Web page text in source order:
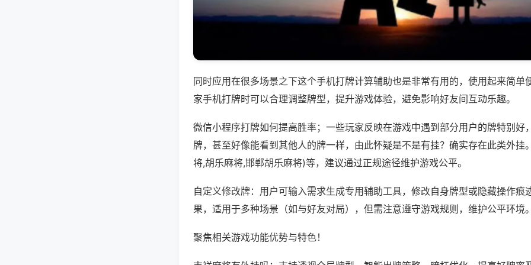
同时应用在很多场景之下这个手机打牌计算辅助也是非常有用的，使用起来简单
家手机打牌时可以合理调整牌型，提升游戏体验，避免影响好友间互动乐趣。
微信小程序打牌如何提高胜率；一些玩家反映在游戏中遇到部分用户的牌特别好
牌，甚至好像能看到其他人的牌一样，由此怀疑是不是有挂？确实存在此类外挂
将,胡乐麻将,邯郸胡乐麻将)等，建议通过正规途径维护游戏公平。
自定义修改牌：用户可输入需求生成专用辅助工具，修改自身牌型或隐藏操作痕
果，适用于多种场景（如与好友对局），但需注意遵守游戏规则，维护公平环境
聚焦相关游戏功能优势与特色！